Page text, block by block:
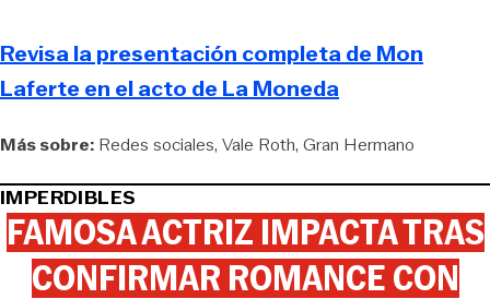
Revisa la presentación completa de Mon
Laferte en el acto de La Moneda
Más sobre: Redes sociales Vale Roth Gran Hermano
IMPERDIBLES
FAMOSA ACTRIZ IMPACTA TRAS
CONFIRMAR ROMANCE CON